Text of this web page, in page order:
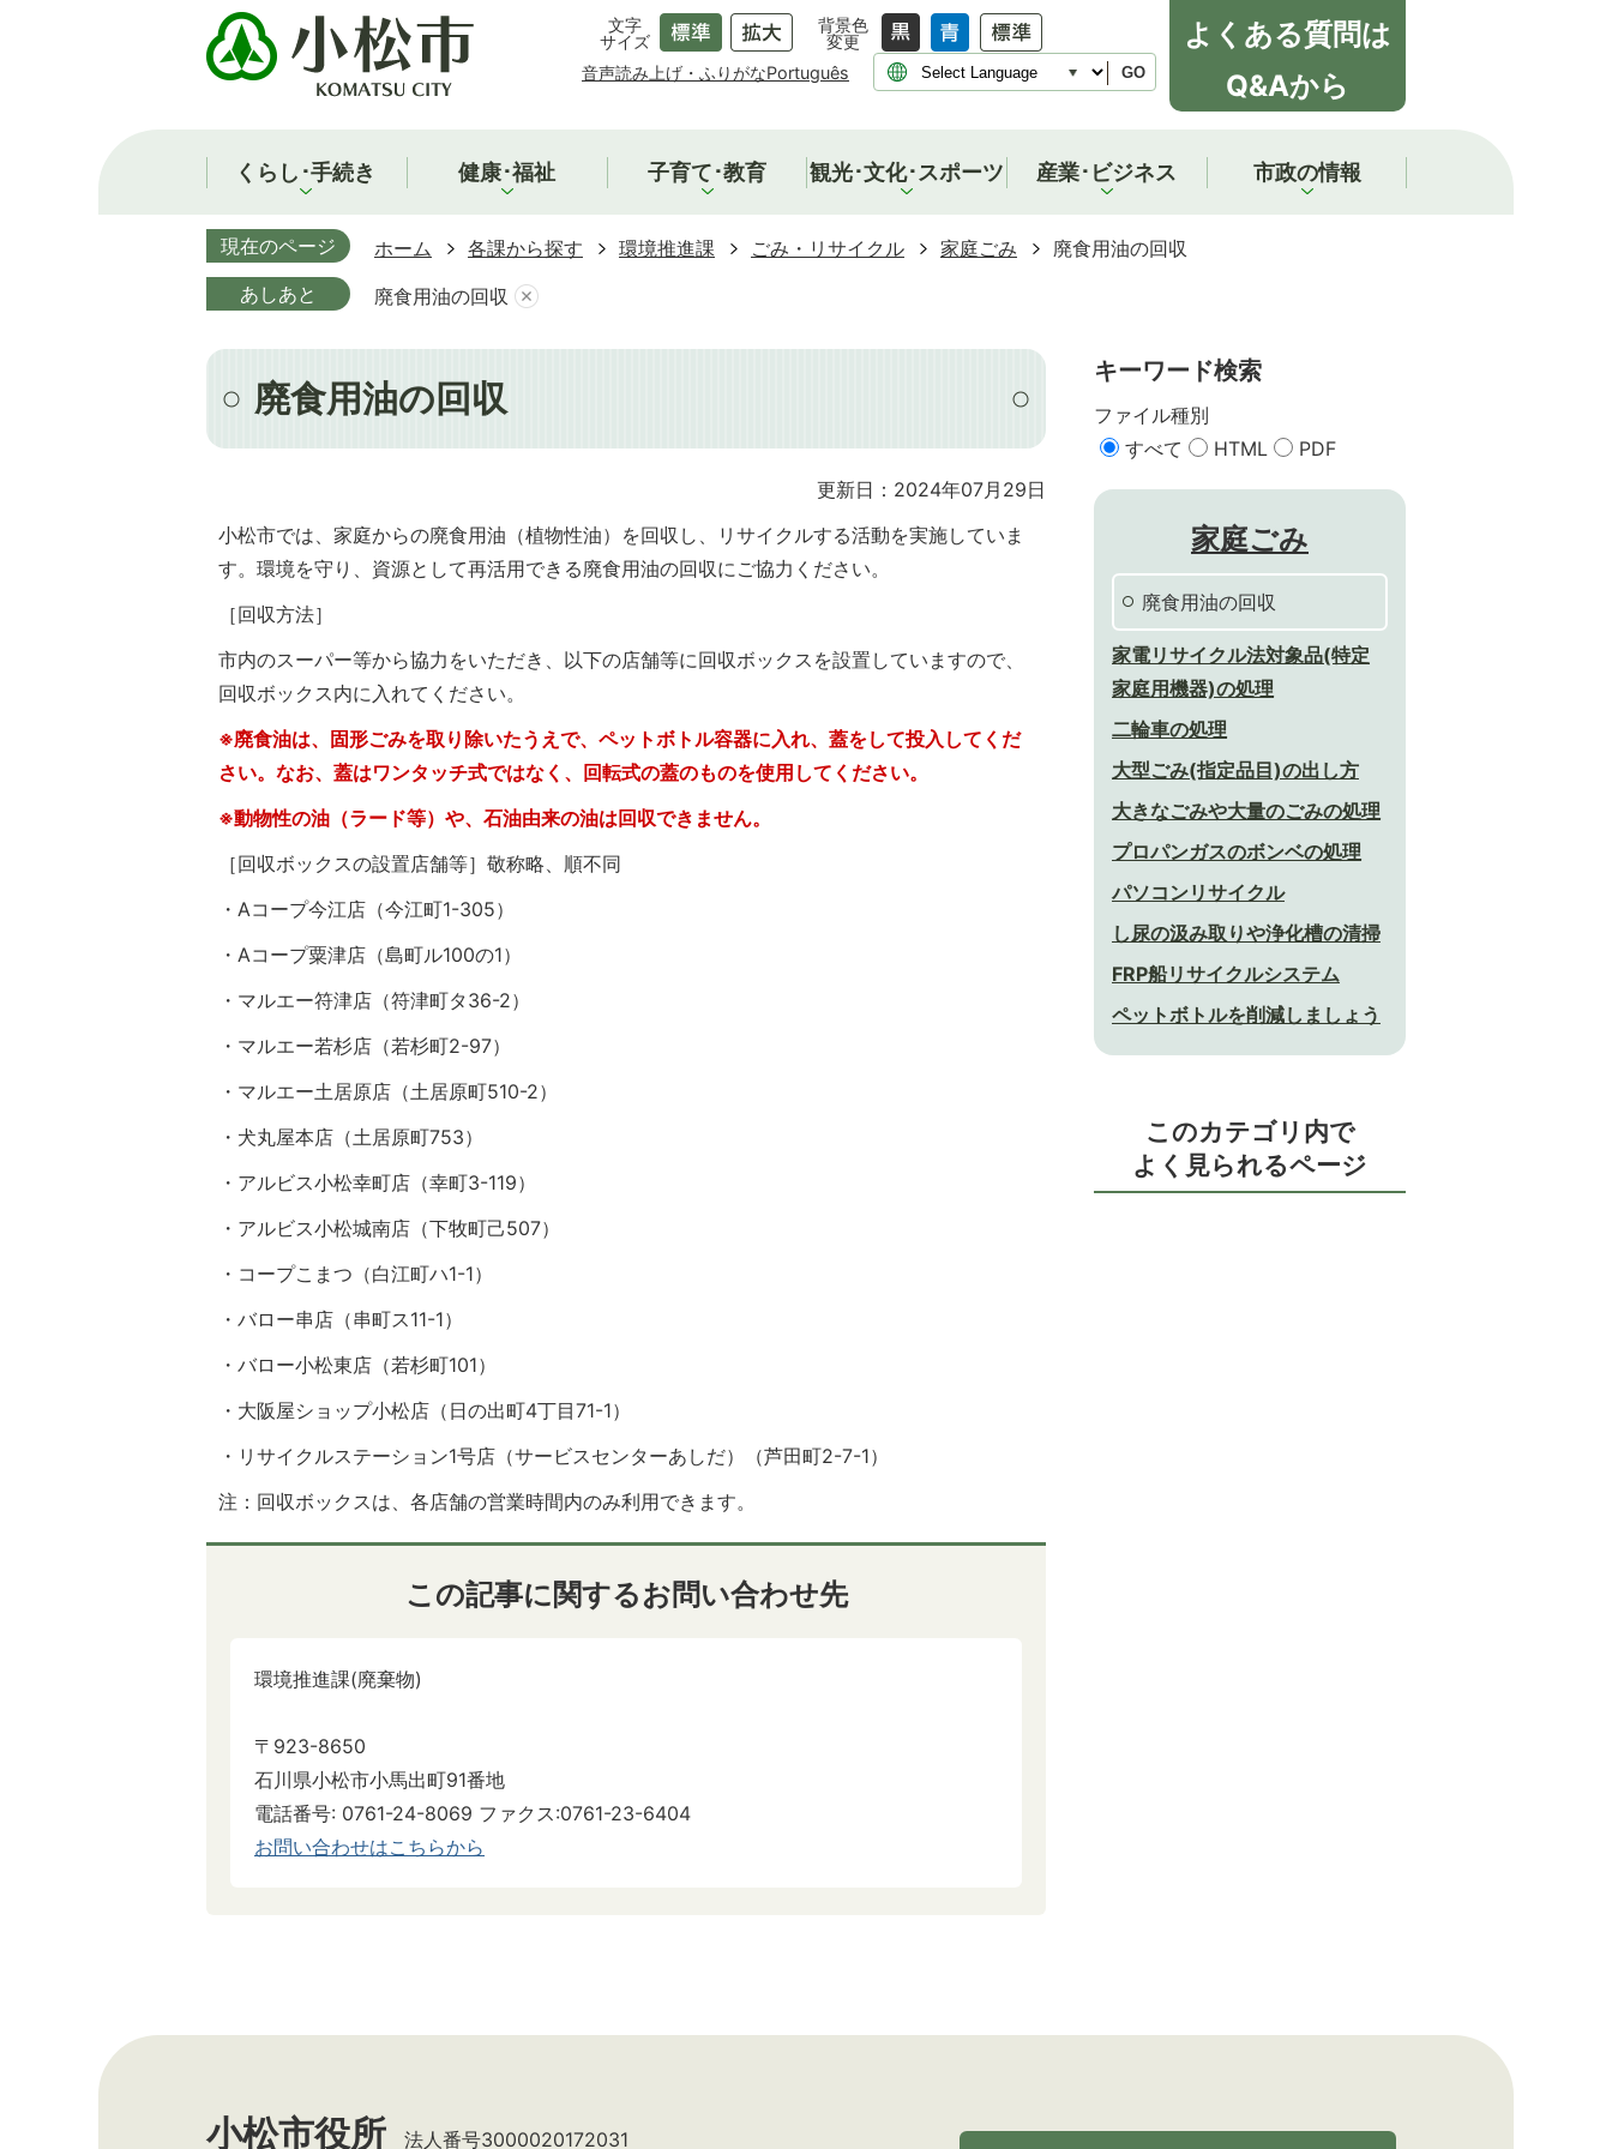
文字
サイズ
背景色
変更
音声読み上げ・ふりがなPortuguês GO
よくある質問は
Q&Aから
くらし･手続き 健康･福祉 子育て･教育 観光･文化･スポーツ 産業･ビジネス 市政の情報
現在のページ ホーム 各課から探す 環境推進課 ごみ・リサイクル 家庭ごみ
廃食用油の回収
あしあと
廃食用油の回収
廃食用油の回収
更新日：2024年07月29日
小松市では、家庭からの廃食用油（植物性油）を回収し、リサイクルする活動を実施していま
す。環境を守り、資源として再活用できる廃食用油の回収にご協力ください。
［回収方法］
市内のスーパー等から協力をいただき、以下の店舗等に回収ボックスを設置していますので、
回収ボックス内に入れてください。
※廃食油は、固形ごみを取り除いたうえで、ペットボトル容器に入れ、蓋をして投入してくだ
さい。なお、蓋はワンタッチ式ではなく、回転式の蓋のものを使用してください。
※動物性の油（ラード等）や、石油由来の油は回収できません。
［回収ボックスの設置店舗等］敬称略、順不同
・Aコープ今江店（今江町1-305）
・Aコープ粟津店（島町ル100の1）
・マルエー符津店（符津町タ36-2）
・マルエー若杉店（若杉町2-97）
・マルエー土居原店（土居原町510-2）
・犬丸屋本店（土居原町753）
・アルビス小松幸町店（幸町3-119）
・アルビス小松城南店（下牧町己507）
・コープこまつ（白江町ハ1-1）
・バロー串店（串町ス11-1）
・バロー小松東店（若杉町101）
・大阪屋ショップ小松店（日の出町4丁目71-1）
・リサイクルステーション1号店（サービスセンターあしだ）（芦田町2-7-1）
注：回収ボックスは、各店舗の営業時間内のみ利用できます。
この記事に関するお問い合わせ先
環境推進課(廃棄物)
〒923-8650
石川県小松市小馬出町91番地
電話番号: 0761-24-8069 ファクス:0761-23-6404
お問い合わせはこちらから
キーワード検索
ファイル種別
すべて
HTML PDF
家庭ごみ
廃食用油の回収
家電リサイクル法対象品(特定
家庭用機器)の処理
二輪車の処理
大型ごみ(指定品目)の出し方
大きなごみや大量のごみの処理
プロパンガスのボンベの処理
パソコンリサイクル
し尿の汲み取りや浄化槽の清掃
FRP船リサイクルシステム
ペットボトルを削減しましょう
このカテゴリ内で
よく見られるページ
小松市役所 法人番号3000020172031